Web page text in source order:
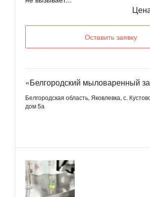
Оставить заявку
«Белгородский мыловаренный
Белгородская область, Яковлевка, с.
дом 5а